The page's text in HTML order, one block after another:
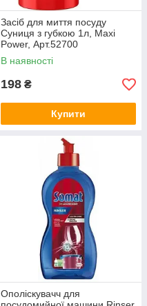
Засіб для миття посуду
Суниця з губкою 1л, Maxi
Power, Арт.52700
В наявності
198 ₴
Купити
Ополіскувачч для